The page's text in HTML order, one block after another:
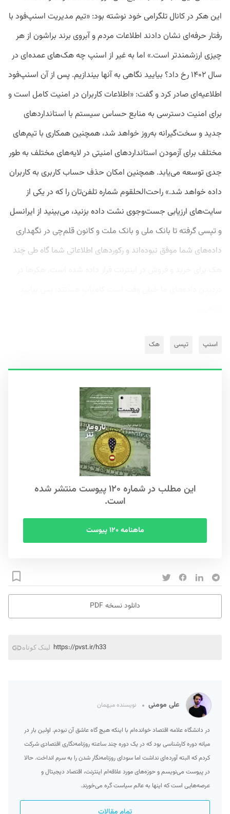
این هکر در کانال تلگرامی خود نوشته بود: «تیم مدیریت اسنپ‌فود با
رفتار حرفه‌ای نشان دادند اطلاعات مردم و آبروی برند براشون از هر
چیزی ارزشمندتر است.» اما به غیر از اسنپ چه هک‌های عمده‌ای در
سال ۱۴۰۲ رخ داد؟‌ بیایید نگاهی به آنها بیندازیم. پس از آن اسنپ‌فود
اطلاعیه‌ای صادر کرد و گفت: «اطلاعات کاربران در امنیت کامل است و
برای امنیت دسترسی به منابع حساس سیستم با استانداردهای
جدید و سخت‌‌گیرانه به‌روز خواهد شد، همچنین همکاری با تیم‌های
مختلف برای آزمودن استانداردهای امنیتی در لایه‌های مختلف به طور
جدی توسعه می‌یابد. همچنین امکان حذف حساب کاربری به کاربران
داده خواهد شد.» راحت‌الحلقوم شماره تلفن‌تان را که در یکی از
سایت‌های ارزیابی جست‌وجوی نشت داده بزنید، می‌بینید از ایرانسل
و تپسی گرفته تا بانک ملی و بانک ملت و کانون قلم‌چی در نگهداری
داد‌ه‌های شما موفق نبوده‌اند و رکوردهای اطلاعاتی شما گاه طی چند
اسنپ تپسی هک
این مطلب در شماره ۱۲۰ پیوست منتشر شده
است.
ماهنامه ۱۲۰ پیوست
دانلود نسخه PDF
لینک کوتاه https://pvst.ir/h33
علی مومنی نویسنده میهمان
در دانشگاه علامه اقتصاد خوانده‌ام با اینکه هیچ گاه عاشق آن نبودم. اولین بار در
میانه دوره کارشناسی بود که در یک دوره چند ساعته روزنامه‌نگاری اقتصادی شرکت
کردم که البته آورده‌ای نداشت اما سودای روزنامه‌نگار شدن را به سرم انداخت. حالا
در پیوست می‌نویسم و حوزه‌‌های مورد علاقه‌ام اینترنت، اقتصاد دیجیتال و
عرصه‌هایی است که اینها به عالم سیاست گره می‌خورند.
تمام مقالات